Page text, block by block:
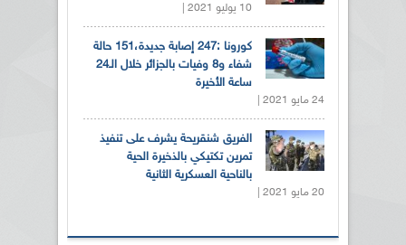
10 يوليو 2021 |
كورونا :247 إصابة جديدة،151 حالة
شفاء و8 وفيات بالجزائر خلال الـ24
ساعة الأخيرة
24 مايو 2021 |
الفريق شنقريحة يشرف على تنفيذ
تمرين تكتيكي بالذخيرة الحية
بالناحية العسكرية الثانية
20 مايو 2021 |